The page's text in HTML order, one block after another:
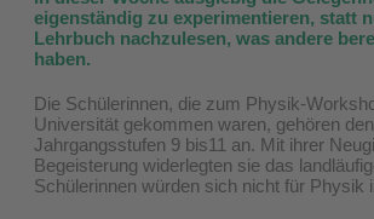
eigenständig zu experimentieren, statt
Lehrbuch nachzulesen, was andere
haben.
Die Schülerinnen, die zum Physik-
Universität gekommen waren, gehören den
Jahrgangsstufen 9 bis11 an. Mit ihrer
Begeisterung widerlegten sie das
Schülerinnen würden sich nicht für Physik